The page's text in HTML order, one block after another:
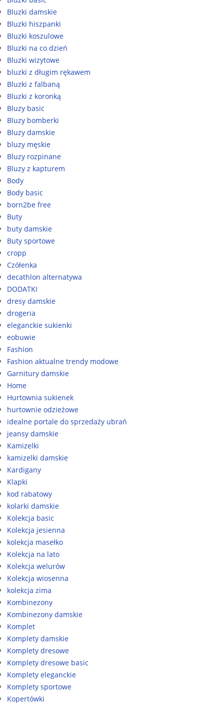
Bluzki damskie
Bluzki hiszpanki
Bluzki koszulowe
Bluzki na co dzień
Bluzki wizytowe
bluzki z długim rękawem
Bluzki z falbaną
Bluzki z koronką
Bluzy basic
Bluzy bomberki
Bluzy damskie
bluzy męskie
Bluzy rozpinane
Bluzy z kapturem
Body
Body basic
born2be free
Buty
buty damskie
Buty sportowe
cropp
Czółenka
decathlon alternatywa
DODATKI
dresy damskie
drogeria
eleganckie sukienki
eobuwie
Fashion
Fashion aktualne trendy modowe
Garnitury damskie
Home
Hurtownia sukienek
hurtownie odzieżowe
idealne portale do sprzedaży ubrań
jeansy damskie
Kamizelki
kamizelki damskie
Kardigany
Klapki
kod rabatowy
kolarki damskie
Kolekcja basic
Kolekcja jesienna
kolekcja masełko
Kolekcja na lato
Kolekcja welurów
Kolekcja wiosenna
kolekcja zima
Kombinezony
Kombinezony damskie
Komplet
Komplety damskie
Komplety dresowe
Komplety dresowe basic
Komplety eleganckie
Komplety sportowe
Kopertówki